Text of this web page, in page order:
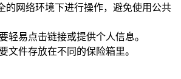
的网络环境下进行操作，避免使用公共
易点击链接或提供个人信息。
文件存放在不同的保险箱里。